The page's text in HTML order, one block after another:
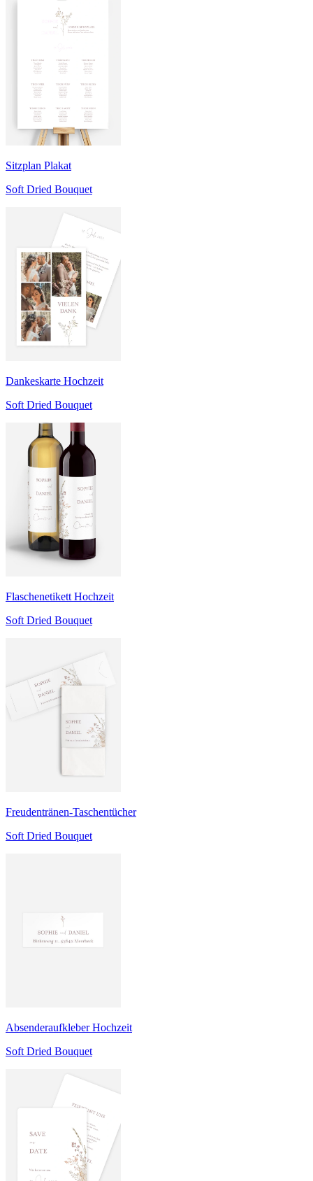
Sitzplan Plakat
Soft Dried Bouquet
Dankeskarte Hochzeit
Soft Dried Bouquet
Flaschenetikett Hochzeit
Soft Dried Bouquet
Freudentränen-Taschentücher
Soft Dried Bouquet
Absenderaufkleber Hochzeit
Soft Dried Bouquet